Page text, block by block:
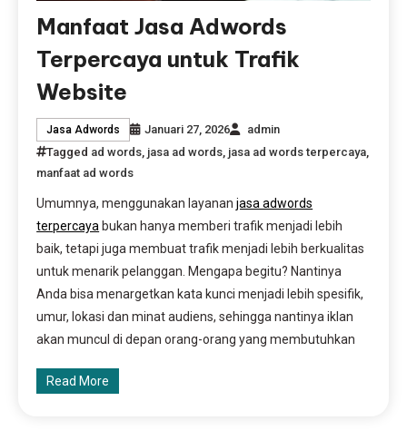
Manfaat Jasa Adwords
Terpercaya untuk Trafik
Website
Jasa Adwords Januari 27, 2026
admin
Tagged ad words, jasa ad words, jasa ad words terpercaya,
manfaat ad words
Umumnya, menggunakan layananjasa adwords
terpercaya bukan hanya memberi trafik menjadi lebih
baik, tetapi juga membuat trafik menjadi lebih berkualitas
untuk menarik pelanggan. Mengapa begitu? Nantinya
Anda bisa menargetkan kata kunci menjadi lebih spesifik,
umur, lokasi dan minat audiens, sehingga nantinya iklan
akan muncul di depan orang-orang yang membutuhkan
Read More